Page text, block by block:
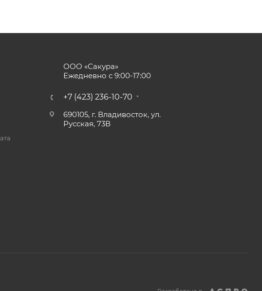
ООО «Сакура»
Ежедневно с 9:00-17:00
+7 (423) 236-10-70
690105, г. Владивосток, ул.
Русская, 73В